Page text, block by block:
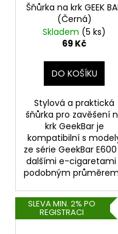
Šňůrka na krk GEEK
(Černá)
Skladem (5 ks)
69 Kč
DO KOŠÍKU
Stylová a praktická
šňůrka pro zavěšení
krk GeekBar je
kompatibilní s
ze série GeekBar
dalšími e-cigaretami
podobným
SLEVA MIN. 2% PO
REGISTRACI